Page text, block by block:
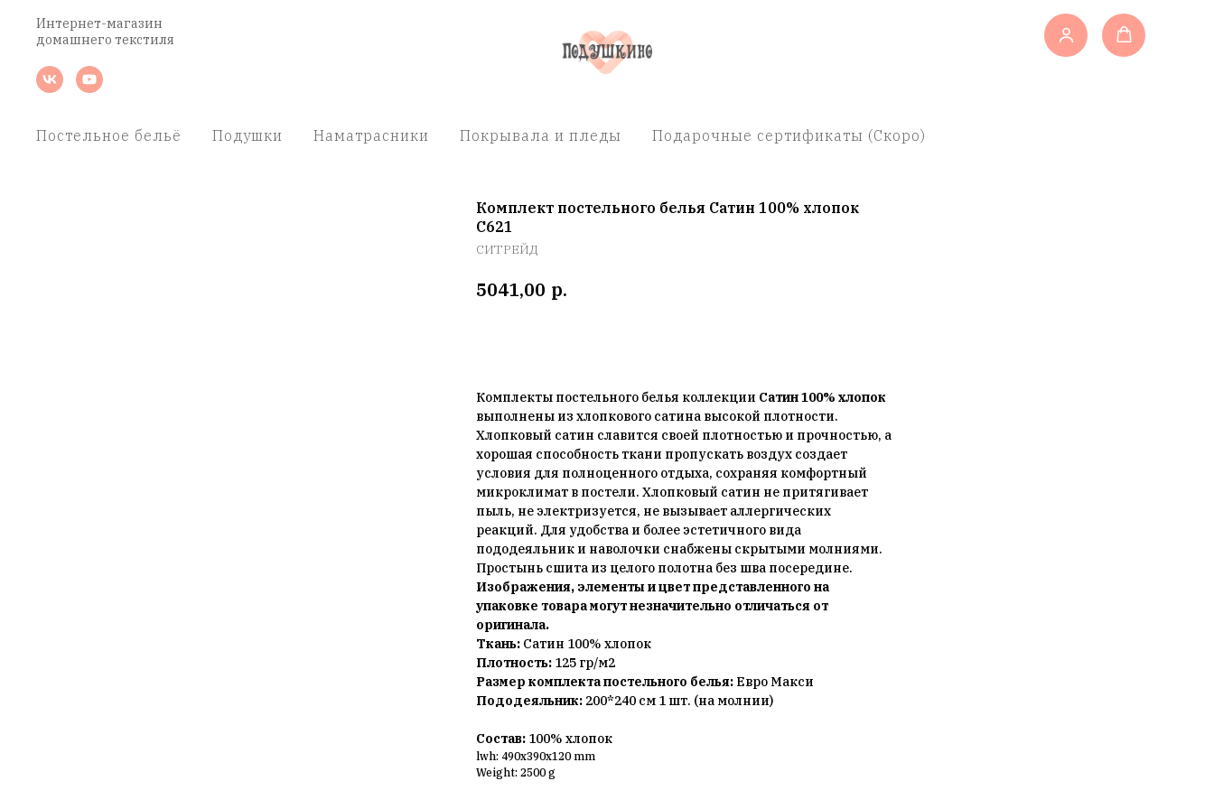
Интернет-магазин
домашнего текстиля
Постельное бельё Подушки Наматрасники Покрывала и пледы Подарочные сертификаты (Скоро)
Комплект постельного белья Сатин 100% хлопок
C621
СИТРЕЙД
5041,00 р.
Комплекты постельного белья коллекции Сатин 100% хлопок
выполнены из хлопкового сатина высокой плотности.
Хлопковый сатин славится своей плотностью и прочностью, а
хорошая способность ткани пропускать воздух создает
условия для полноценного отдыха, сохраняя комфортный
микроклимат в постели. Хлопковый сатин не притягивает
пыль, не электризуется, не вызывает аллергических
реакций. Для удобства и более эстетичного вида
пододеяльник и наволочки снабжены скрытыми молниями.
Простынь сшита из целого полотна без шва посередине.
Изображения, элементы и цвет представленного на
упаковке товара могут незначительно отличаться от
оригинала.
Ткань: Сатин 100% хлопок
Плотность: 125 гр/м2
Размер комплекта постельного белья: Евро Макси
Пододеяльник: 200*240 см 1 шт. (на молнии)
Состав: 100% хлопок
lwh: 490x390x120 mm
Weight: 2500 g